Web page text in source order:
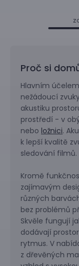
Proč si
Hlavním
nežádoucí
akustiku
prostředí - v
nebo ložnici.
k lepší kvalitě
sledování filmů.
Kromě
zajímavým
různých
bez problémů
Skvěle fungují
dodávají
rytmus. V
z dřevěných